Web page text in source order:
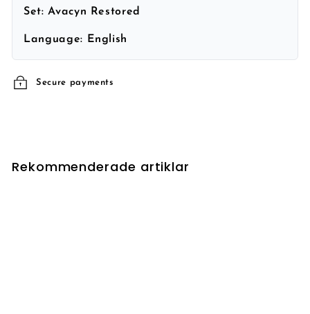
Set:Avacyn Restored
Language: English
Secure payments
Rekommenderade artiklar